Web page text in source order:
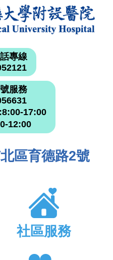
專線
服務
17:00
12:00
區育德路2號
社區服務